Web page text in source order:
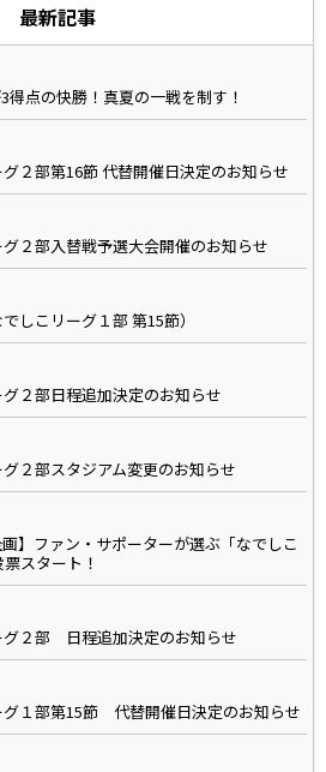
最新記事
点の快勝！真夏の一戦を制す！
２部第16節 代替開催日決定のお知らせ
２部入替戦予選大会開催のお知らせ
しこリーグ１部 第15節）
２部日程追加決定のお知らせ
２部スタジアム変更のお知らせ
画】ファン・サポーターが選ぶ「なでしこ
スタート！
グ２部 日程追加決定のお知らせ
グ１部第15節 代替開催日決定のお知らせ